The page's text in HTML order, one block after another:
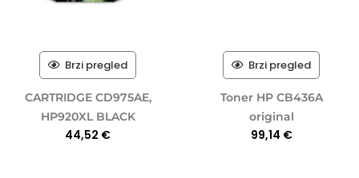
Brzi pregled
CARTRIDGE CD975AE,
HP920XL BLACK
44,52 €
Brzi pregled
Toner HP CB436A
original
99,14 €